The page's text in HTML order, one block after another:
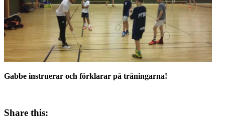
Gabbe instruerar och förklarar på träningarna!
Share this: